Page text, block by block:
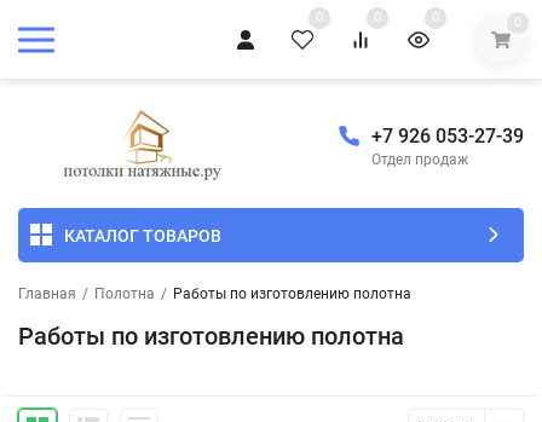
0 0 0 0
+7 926 053-27-39
Отдел продаж
КАТАЛОГ ТОВАРОВ
Главная / Полотна / Работы по изготовлению полотна
Работы по изготовлению полотна